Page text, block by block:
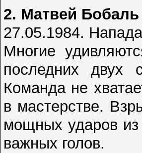
2. Матвей
27.05.1984.
Многие
последних двух
Команда не
в мастерстве.
мощных ударов
важных голов.